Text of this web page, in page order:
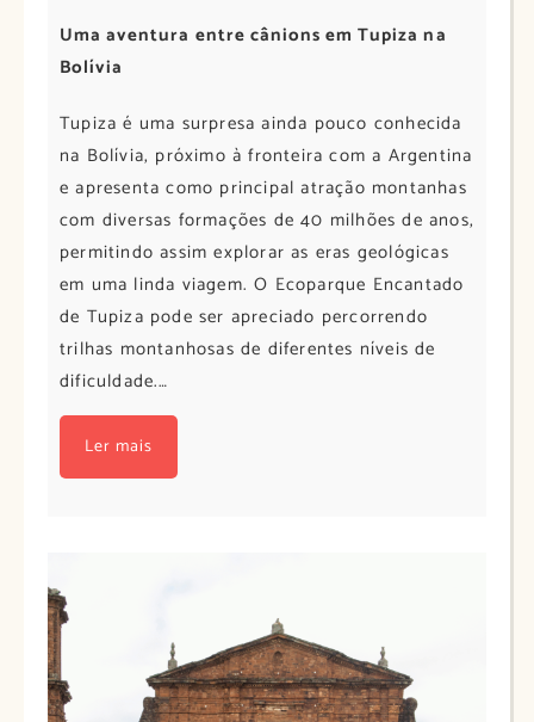
Uma aventura entre cânions em Tupiza na
Bolívia
Tupiza é uma surpresa ainda pouco conhecida
na Bolívia, próximo à fronteira com a Argentina
e apresenta como principal atração montanhas
com diversas formações de 40 milhões de anos,
permitindo assim explorar as eras geológicas
em uma linda viagem. O Ecoparque Encantado
de Tupiza pode ser apreciado percorrendo
trilhas montanhosas de diferentes níveis de
dificuldade.…
Ler mais